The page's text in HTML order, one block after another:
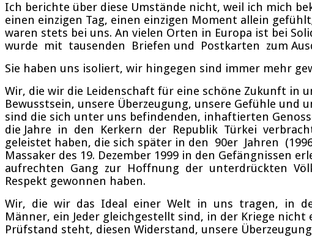
Ich berichte über diese Umstände nicht, weil ich mich
einen einzigen Tag, einen einzigen Moment allein
waren stets bei uns. An vielen Orten in Europa ist bei
wurde mit tausenden Briefen und Postkarten zum
Sie haben uns isoliert, wir hingegen sind immer mehr
Wir, die wir die Leidenschaft für eine schöne Zukunft in
Bewusstsein, unsere Überzeugung, unsere Gefühle
sind die sich unter uns befindenden, inhaftierten
die Jahre in den Kerkern der Republik Türkei
geleistet haben, die sich später in den 90er Jahren
Massaker des 19. Dezember 1999 in den
aufrechten Gang zur Hoffnung der unterdrückten
Respekt gewonnen haben.
Wir, die wir das Ideal einer Welt in uns tragen, in der
Männer, ein Jeder gleichgestellt sind, in der Kriege
Prüfstand steht, diesen Widerstand, unsere